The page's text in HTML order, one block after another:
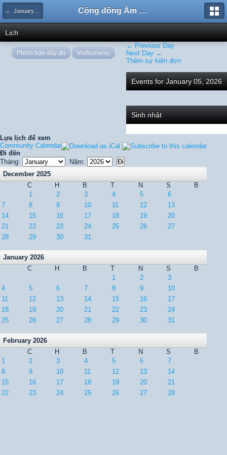
← January 2026 Cộng đồng Âm nhạc Sound Says
Lịch
← Previous Day
Next Day →
Thêm sự kiện đơn
Events for January 05, 2026
Sinh nhật
Lựa lịch để xem
Community Calendar
Đi đến
Tháng:
Năm:
December 2025
C
H B T N S
B
1
2 3 4 5
6
7
8 9 10 11 12
13
14
15 16 17 18 19
20
21
22 23 24 25 26
27
28
29 30 31
January 2026
C
H B T N S
B
1
2
3
4
5 6 7 8 9
10
11
12 13 14 15 16
17
18
19 20 21 22 23
24
25
26 27 28 29 30 31
February 2026
C
H B T N S
B
1
2 3 4 5 6
7
8
9 10 11 12 13
14
15
16 17 18 19 20
21
22
23 24 25 26 27 28
Phiên bản đầy đủ Vietnamese